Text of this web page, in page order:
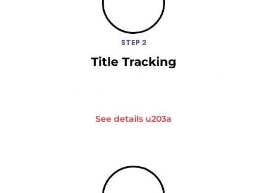
STEP 2
Title Tracking
See details u203a